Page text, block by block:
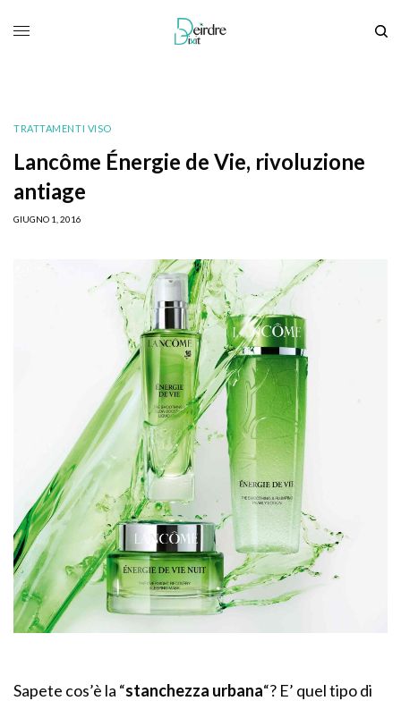
TRATTAMENTI VISO
Lancôme Énergie de Vie, rivoluzione
antiage
GIUGNO 1, 2016
Sapete cos’è la “stanchezza urbana“? E’ quel tipo di